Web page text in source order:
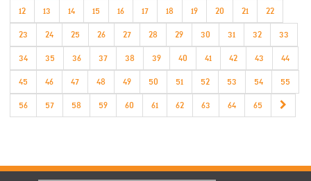
12
13 14 15 16 17 18 19 20 21
22
23
24 25 26 27 28 29 30 31 32
33
34
35 36 37 38 39 40 41 42 43
44
45
46 47 48 49 50 51 52 53 54
55
56
57 58 59 60 61 62 63 64 65